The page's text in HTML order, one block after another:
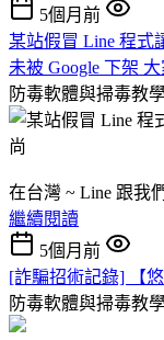
5個月前
某站假冒 Line 程式
未被 Google 下架
防毒軟體與掃毒教
在台灣 ~ Line 跟我
繼續閱讀
5個月前
[詐騙招術記錄] 【
防毒軟體與掃毒教